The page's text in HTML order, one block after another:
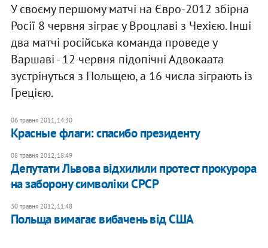
У своєму першому матчі на Євро-2012 збірна
Росії 8 червня зіграє у Вроцлаві з Чехією. Інші
два матчі російська команда проведе у
Варшаві - 12 червня підопічні Адвокаата
зустрінуться з Польщею, а 16 числа зіграють із
Грецією.
06 травня 2011, 14:30
Красные флаги: спасибо президенту
08 травня 2012, 18:49
Депутати Львова відхилили протест прокурора
на заборону символіки СРСР
30 травня 2012, 11:48
Польща вимагає вибачень від США